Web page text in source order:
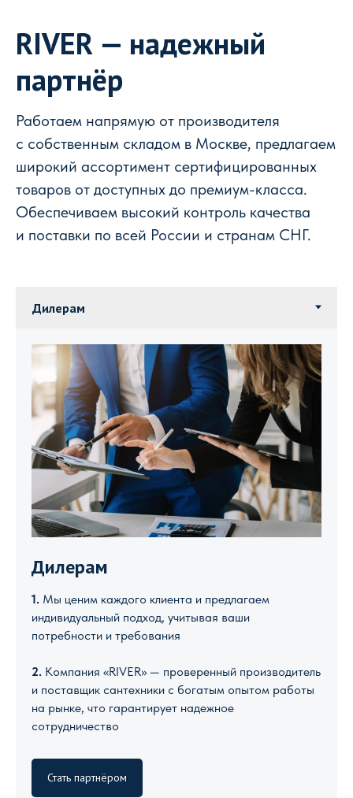
RIVER — надежный
партнёр
Работаем напрямую от производителя
с собственным складом в Москве, предлагаем
широкий ассортимент сертифицированных
товаров от доступных до премиум-класса.
Обеспечиваем высокий контроль качества
и поставки по всей России и странам СНГ.
Дилерам
1. Мы ценим каждого клиента и предлагаем
индивидуальный подход, учитывая ваши
потребности и требования
2. Компания «RIVER» — проверенный производитель
и поставщик сантехники с богатым опытом работы
на рынке, что гарантирует надежное
сотрудничество
Стать партнёром